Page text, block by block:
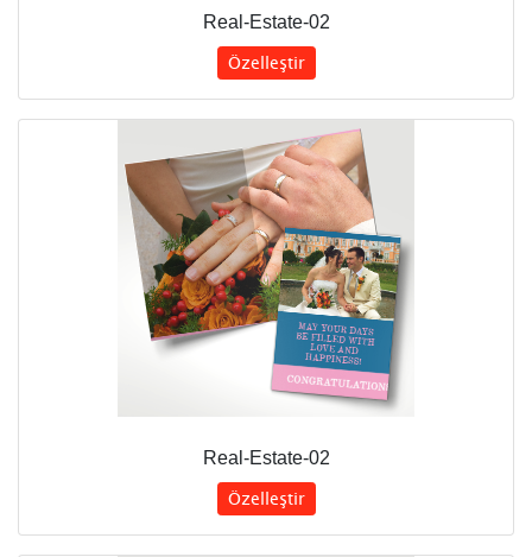
Real-Estate-02
Özelleştir
Real-Estate-02
Özelleştir